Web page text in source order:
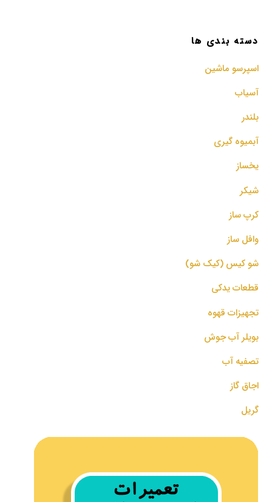
دسته بندی ها
اسپرسو‌ ماشین
آسیاب
بلندر
آبمیوه گیری
یخساز
شیکر
کرپ ساز
وافل ساز
شو کیس (کیک شو)
قطعات یدکی
تجهیزات قهوه
بویلر آب جوش
تصفیه آب
اجاق گاز
گریل